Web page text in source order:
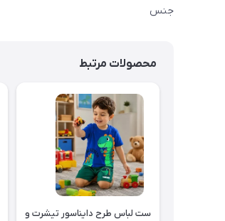
جنس
محصولات مرتبط
ست لباس طرح دایناسور تیشرت و